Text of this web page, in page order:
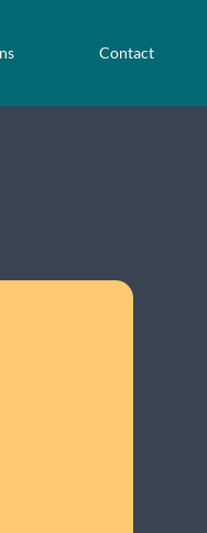
Contact